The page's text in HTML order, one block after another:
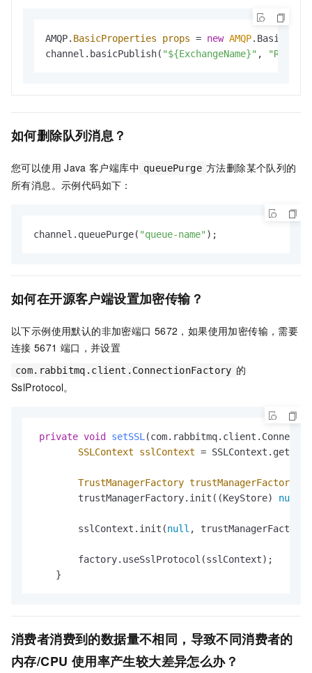
AMQP. BasicProperties props = new AMQP
channel.basicPublish( "${ExchangeName}" ,
如何删除队列消息？
您可以使用 Java 客户端库中 queuePurge 方法删除某个队列的
所有消息。示例代码如下：
channel.queuePurge( "queue-name" );
如何在开源客户端设置加密传输？
以下示例使用默认的非加密端口 5672，如果使用加密传输，需要
连接 5671 端口，并设置
com.rabbitmq.client.ConnectionFactory 的
SslProtocol。
private void setSSL
SSLContext
sslContext =
TrustManagerFactory trustManagerFactory
        trustManagerFactory.init((KeyStore)
null
        sslContext.init(
null ,
        factory.useSslProtocol(sslContext);
    }
消费者消费到的数据量不相同， 导致不同消费者的
内存/CPU 使用率产生较大差异怎么办？